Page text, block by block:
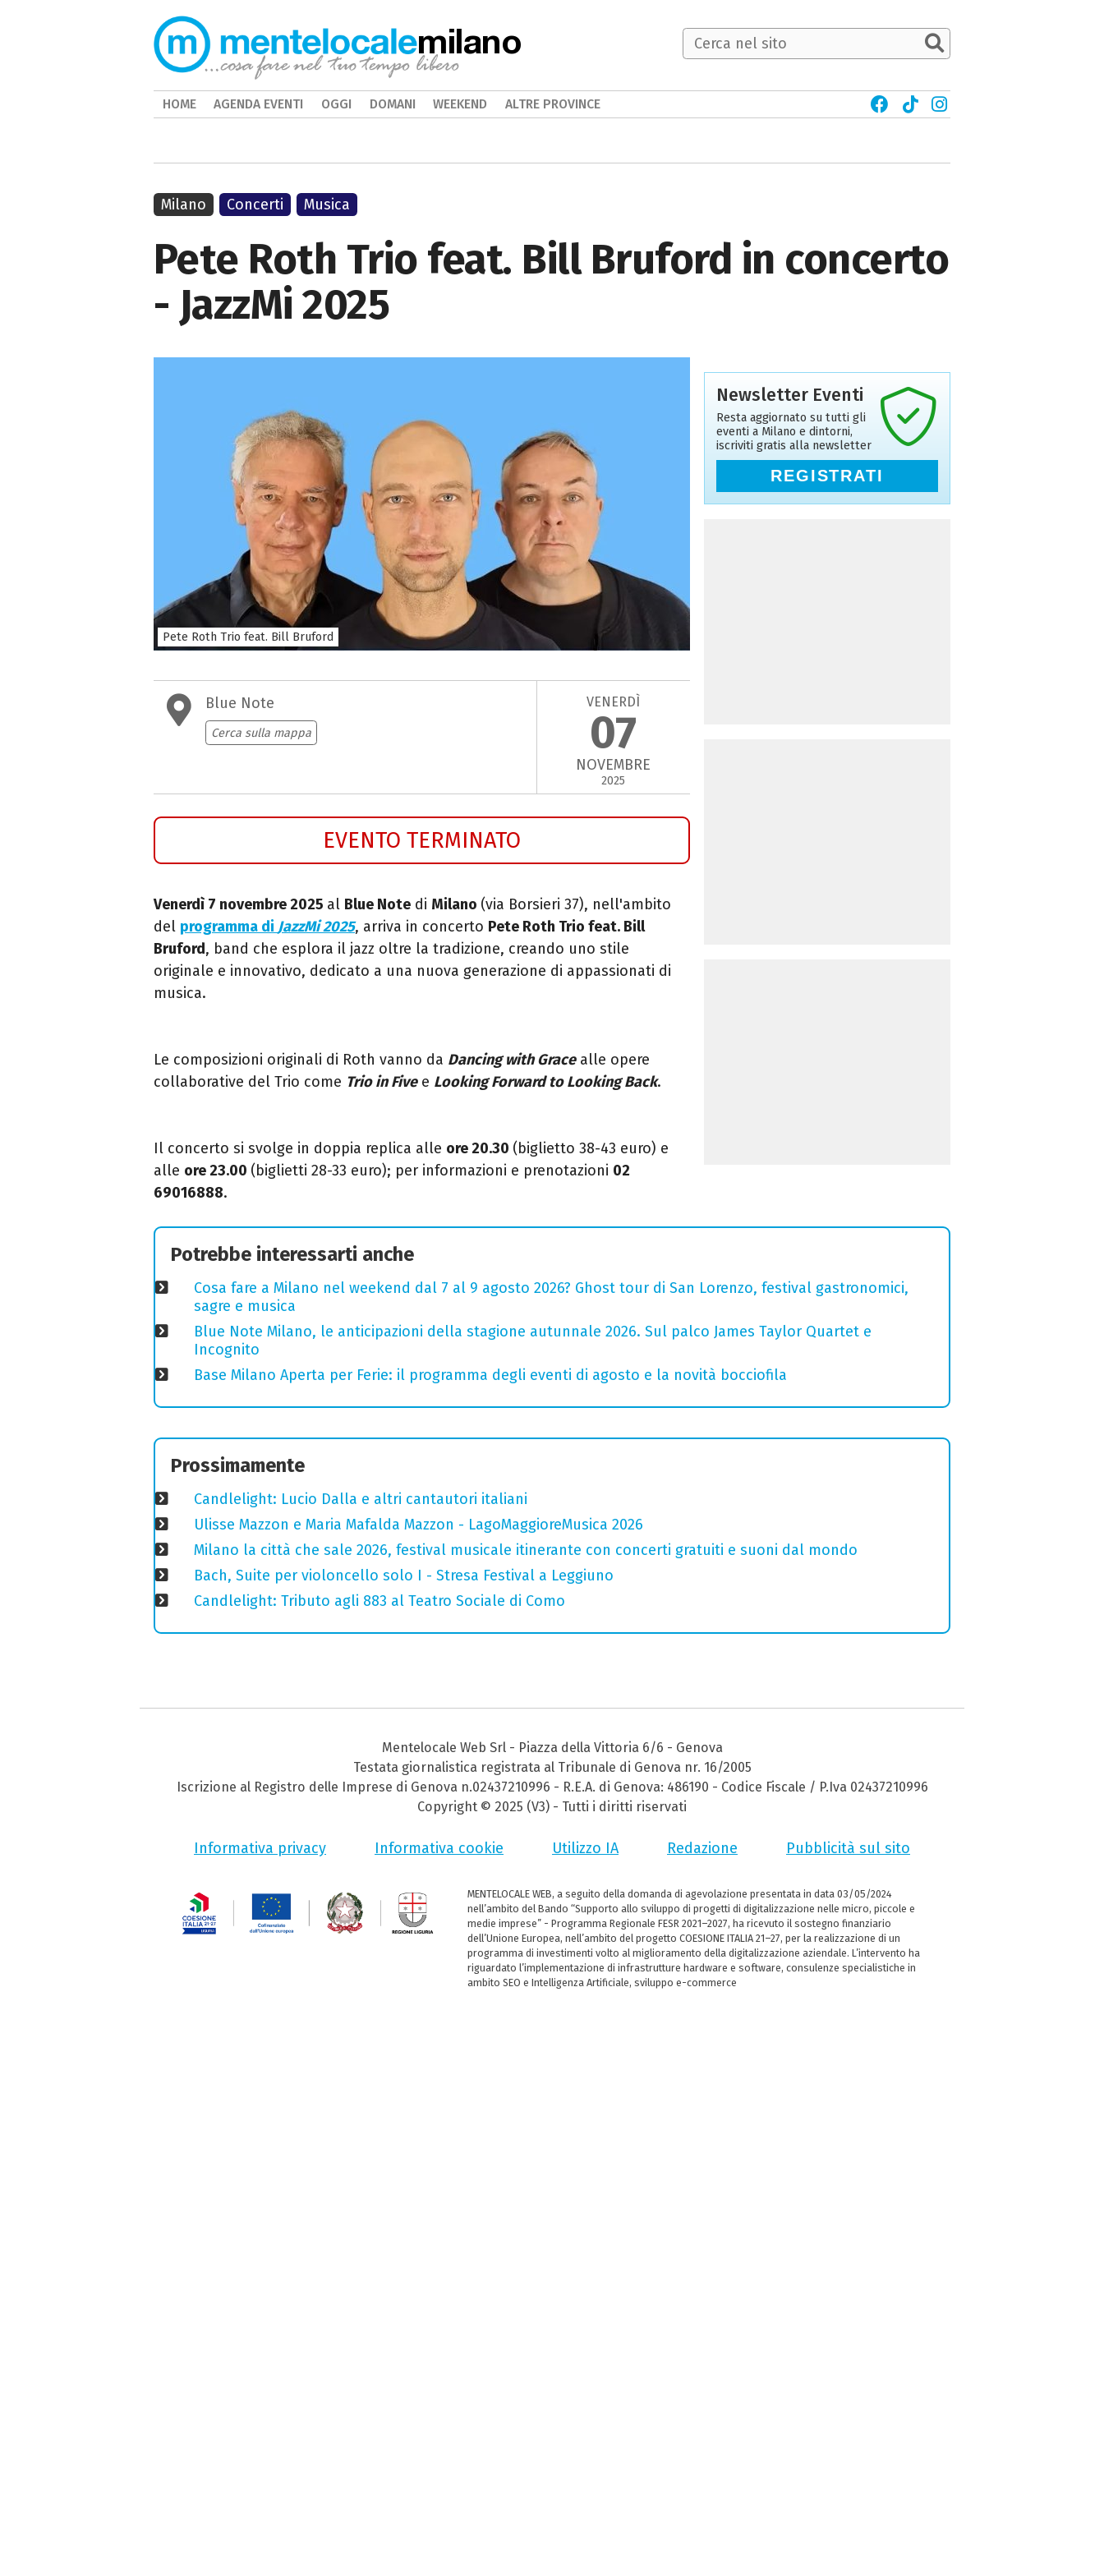
Pete Roth Trio feat. Bill Bruford in concerto
- JazzMi 2025
Pete Roth Trio feat. Bill Bruford
Blue Note
Cerca sulla mappa
VENERDÌ
07
NOVEMBRE
2025
EVENTO TERMINATO
Venerdì 7 novembre 2025 al Blue Note di Milano (via Borsieri 37), nell'ambito
del programma di JazzMi 2025, arriva in concerto Pete Roth Trio feat. Bill
Bruford, band che esplora il jazz oltre la tradizione, creando uno stile
originale e innovativo, dedicato a una nuova generazione di appassionati di
musica.
Le composizioni originali di Roth vanno da Dancing with Gracealle opere
collaborative del Trio come Trio in Fivee Looking Forward to Looking Back.
Il concerto si svolge in doppia replica alle ore 20.30 (biglietto 38-43 euro) e
alle ore 23.00 (biglietti 28-33 euro); per informazioni e prenotazioni 02
69016888.
Milano Concerti Musica
Newsletter Eventi
Resta aggiornato su tutti gli
eventi a Milano e dintorni,
iscriviti gratis alla newsletter
REGISTRATI
Potrebbe interessarti anche
Cosa fare a Milano nel weekend dal 7 al 9 agosto 2026? Ghost tour di San Lorenzo, festival gastronomici,
sagre e musica
Blue Note Milano, le anticipazioni della stagione autunnale 2026. Sul palco James Taylor Quartet e
Incognito
Base Milano Aperta per Ferie: il programma degli eventi di agosto e la novità bocciofila
Prossimamente
Candlelight: Lucio Dalla e altri cantautori italiani
Ulisse Mazzon e Maria Mafalda Mazzon - LagoMaggioreMusica 2026
Milano la città che sale 2026, festival musicale itinerante con concerti gratuiti e suoni dal mondo
Bach, Suite per violoncello solo I - Stresa Festival a Leggiuno
Candlelight: Tributo agli 883 al Teatro Sociale di Como
milano
HOME AGENDA EVENTI OGGI DOMANI WEEKEND ALTRE PROVINCE
Mentelocale Web Srl - Piazza della Vittoria 6/6 - Genova
Testata giornalistica registrata al Tribunale di Genova nr. 16/2005
Iscrizione al Registro delle Imprese di Genova n.02437210996 - R.E.A. di Genova: 486190 - Codice Fiscale / P.Iva 02437210996
Copyright © 2025 (V3) - Tutti i diritti riservati
Informativa privacy Informativa cookie Utilizzo IA Redazione Pubblicità sul sito
MENTELOCALE WEB, a seguito della domanda di agevolazione presentata in data 03/05/2024
nell’ambito del Bando “Supporto allo sviluppo di progetti di digitalizzazione nelle micro, piccole e
medie imprese” - Programma Regionale FESR 2021–2027, ha ricevuto il sostegno finanziario
dell’Unione Europea, nell’ambito del progetto COESIONE ITALIA 21–27, per la realizzazione di un
programma di investimenti volto al miglioramento della digitalizzazione aziendale. L’intervento ha
riguardato l’implementazione di infrastrutture hardware e software, consulenze specialistiche in
ambito SEO e Intelligenza Artificiale, sviluppo e-commerce